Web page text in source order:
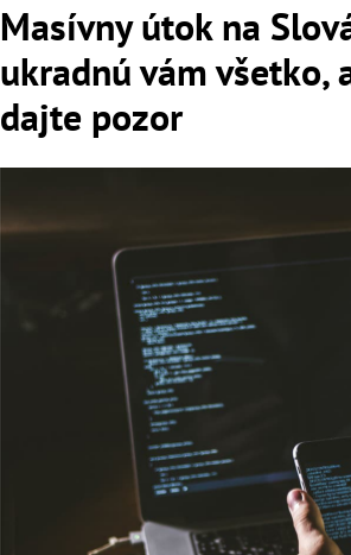
Masívny útok na
ukradnú vám všetko,
dajte pozor